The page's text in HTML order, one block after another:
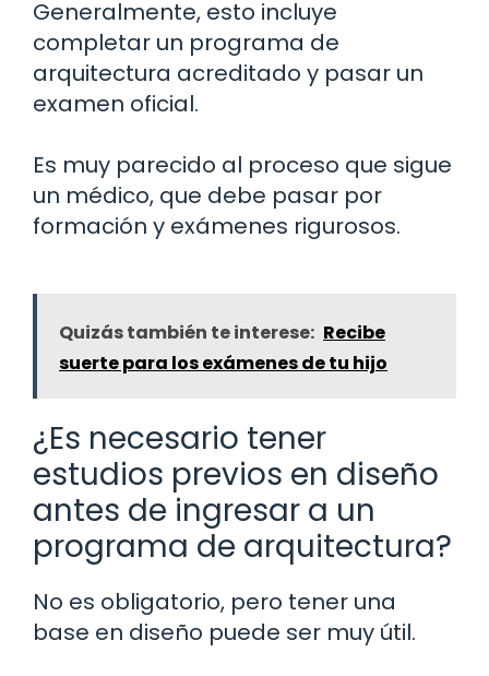
Generalmente, esto incluye
completar un programa de
arquitectura acreditado y pasar un
examen oficial.
Es muy parecido al proceso que sigue
un médico, que debe pasar por
formación y exámenes rigurosos.
Quizás también te interese: Recibe
suerte para los exámenes de tu hijo
¿Es necesario tener
estudios previos en diseño
antes de ingresar a un
programa de arquitectura?
No es obligatorio, pero tener una
base en diseño puede ser muy útil.